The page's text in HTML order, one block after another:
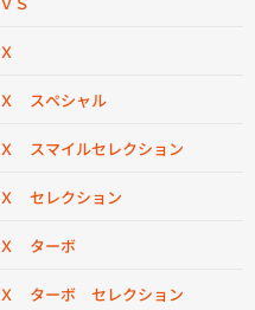
Ｘ
Ｘ スペシャル
Ｘ スマイルセレクション
Ｘ セレクション
Ｘ ターボ
Ｘ ターボ セレクション